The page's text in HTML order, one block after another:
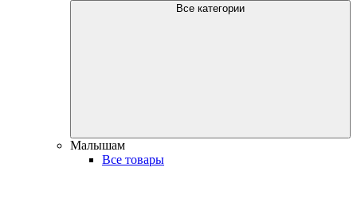
Все категории
Малышам
Все товары